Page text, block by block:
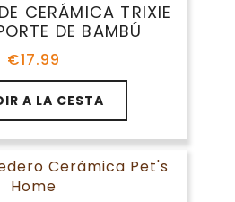
CERÁMICA TRIXIE
DE BAMBÚ
€17.99
A LA CESTA